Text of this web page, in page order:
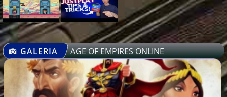
GALERIA AGE OF EMPIRES ONLINE